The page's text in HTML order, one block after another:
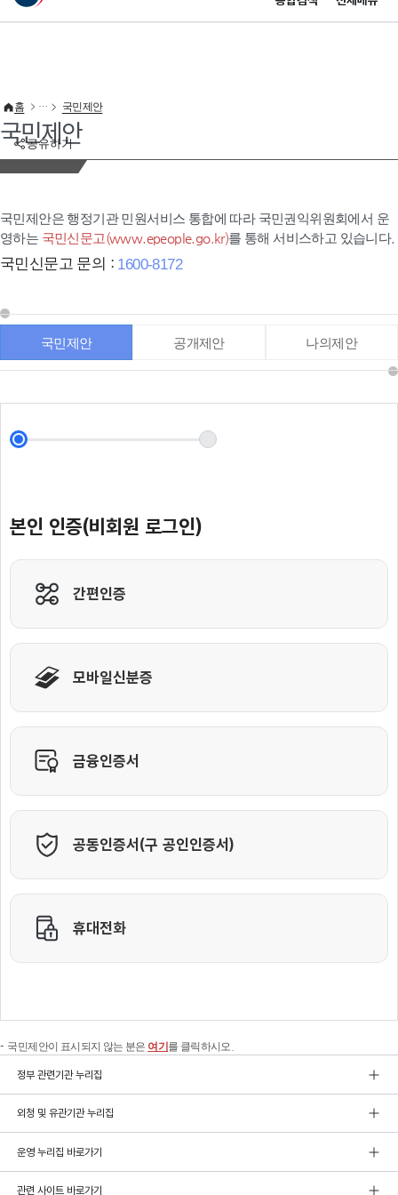
이 누리집은 대한민국 공식 전자정부 누리집입니다.
공유하기
홈 국민제안
국민제안
국민제안은 행정기관 민원서비스 통합에 따라 국민권익위원회에서 운
영하는 국민신문고(www.epeople.go.kr)를 통해 서비스하고 있습니다.
국민신문고 문의 : 1600-8172
국민제안 공개제안 나의제안
국민제안이 표시되지 않는 분은 여기 를 클릭하시오.
정부 관련기관 누리집
외청 및 유관기관 누리집
운영 누리집 바로가기
관련 사이트 바로가기